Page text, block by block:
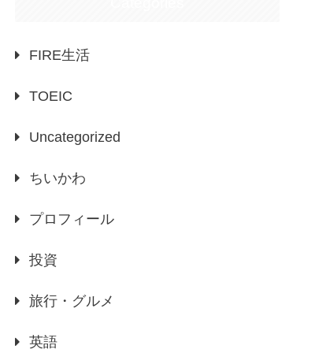
FIRE生活
TOEIC
Uncategorized
ちいかわ
プロフィール
投資
旅行・グルメ
英語